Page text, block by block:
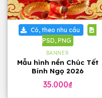
Có, theo nhu cầu
PSD, PNG
BANNER
Mẫu hình nền Chúc Tết
Bính Ngọ 2026
35.000₫